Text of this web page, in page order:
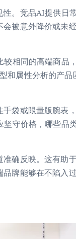
。竞品AI提供日
被意外降价或未
相同的高端商品
和属性分析的产品
袋或限量版腕表
守价格，哪些品
确反映。这有助
牌能够在不陷入